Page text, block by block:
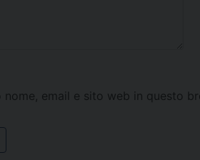
nome, email e sito web in questo